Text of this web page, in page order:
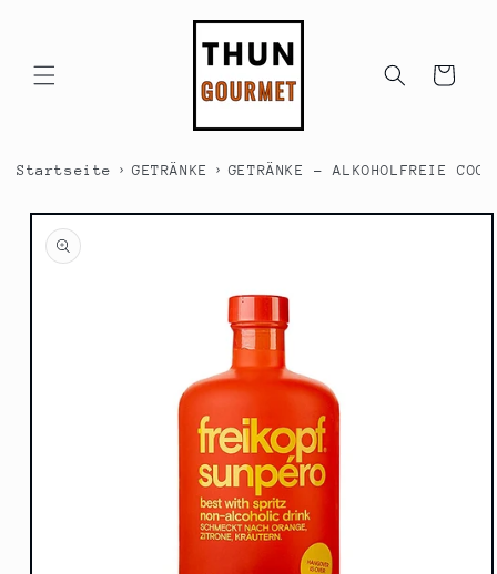
Warenkorb
Startseite › GETRÄNKE › GETRÄNKE - ALKOHOLFREIE